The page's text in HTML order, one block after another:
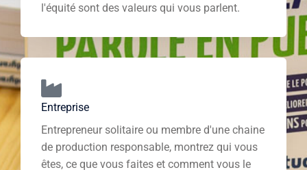
l'équité sont des valeurs qui vous parlent.
Entreprise
Entrepreneur solitaire ou membre d'une chaine
de production responsable, montrez qui vous
êtes, ce que vous faites et comment vous le